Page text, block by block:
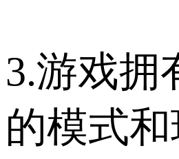
3.游戏拥
的模式和